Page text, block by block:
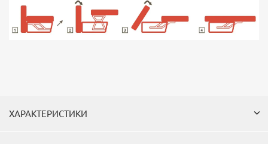
ХАРАКТЕРИСТИКИ